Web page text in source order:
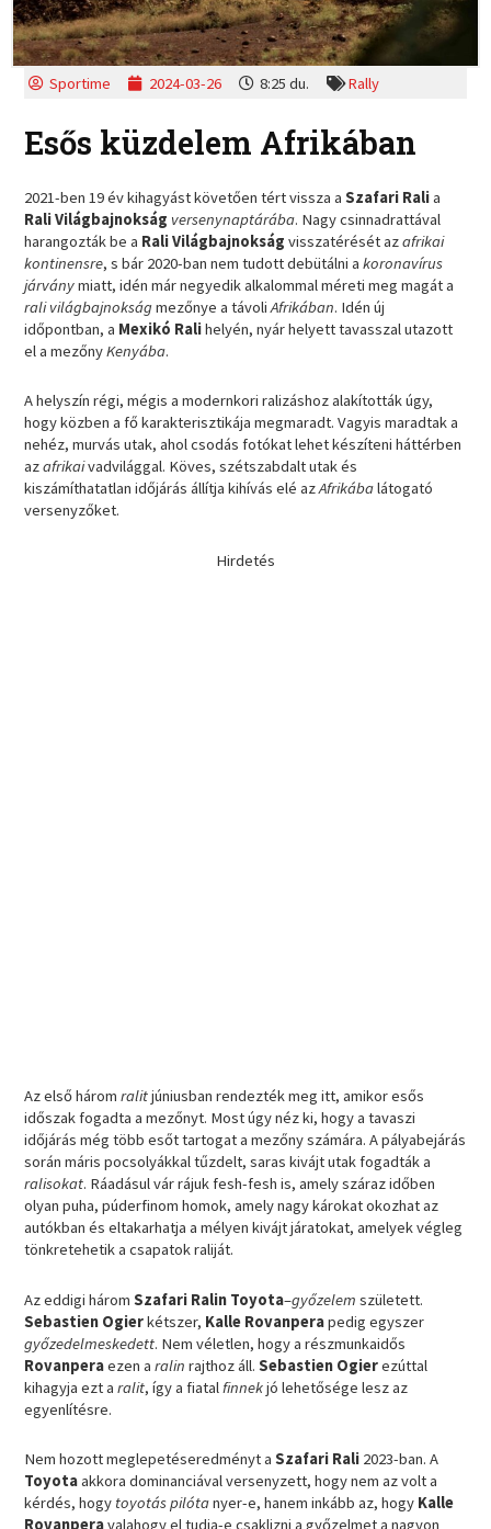
Sportime 2024-03-26 8:25 du. Rally
Esős küzdelem Afrikában
2021-ben 19 év kihagyást követően tért vissza aSzafari Ralia
Rali Világbajnokság versenynaptárába. Nagy csinnadrattával
harangozták be a Rali Világbajnokságvisszatérését azafrikai
kontinensre, s bár 2020-ban nem tudott debütálni akoronavírus
járványmiatt, idén már negyedik alkalommal méreti meg magát a
rali világbajnokságmezőnye a távoliAfrikában. Idén új
időpontban, a Mexikó Ralihelyén, nyár helyett tavasszal utazott
el a mezőnyKenyába.
A helyszín régi, mégis a modernkori ralizáshoz alakították úgy,
hogy közben a fő karakterisztikája megmaradt. Vagyis maradtak a
nehéz, murvás utak, ahol csodás fotókat lehet készíteni háttérben
azafrikaivadvilággal. Köves, szétszabdalt utak és
kiszámíthatatlan időjárás állítja kihívás elé azAfrikábalátogató
versenyzőket.
Hirdetés
Az első háromralitjúniusban rendezték meg itt, amikor esős
időszak fogadta a mezőnyt. Most úgy néz ki, hogy a tavaszi
időjárás még több esőt tartogat a mezőny számára. A pályabejárás
során máris pocsolyákkal tűzdelt, saras kivájt utak fogadták a
ralisokat. Ráadásul vár rájuk fesh-fesh is, amely száraz időben
olyan puha, púderfinom homok, amely nagy károkat okozhat az
autókban és eltakarhatja a mélyen kivájt járatokat, amelyek végleg
tönkretehetik a csapatok raliját.
Az eddigi háromSzafari Ralin Toyota–győzelemszületett.
Sebastien Ogierkétszer, Kalle Rovanperapedig egyszer
győzedelmeskedett. Nem véletlen, hogy a részmunkaidős
Rovanperaezen aralinrajthoz áll.Sebastien Ogierezúttal
kihagyja ezt aralit, így a fiatal finnekjó lehetősége lesz az
egyenlítésre.
Nem hozott meglepetéseredményt aSzafari Rali 2023-ban. A
Toyotaakkora dominanciával versenyzett, hogy nem az volt a
kérdés, hogy toyotás pilótanyer-e, hanem inkább az, hogy Kalle
Rovanperavalahogy el tudja-e csaklizni a győzelmet a nagyon